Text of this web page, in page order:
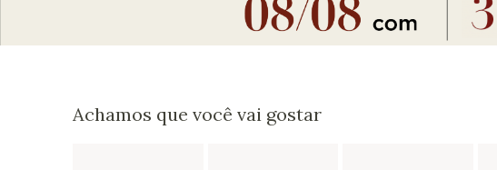
Achamos que você vai gostar